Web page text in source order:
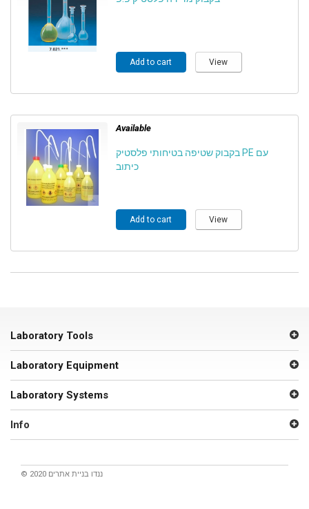
Add to cart View
Available
בקבוק שטיפה בטיחותי פלסטיק PE עם
כיתוב
Add to cart View
Laboratory Tools
Laboratory Equipment
© 2020 ננדו בניית אתרים
Laboratory Systems
Info